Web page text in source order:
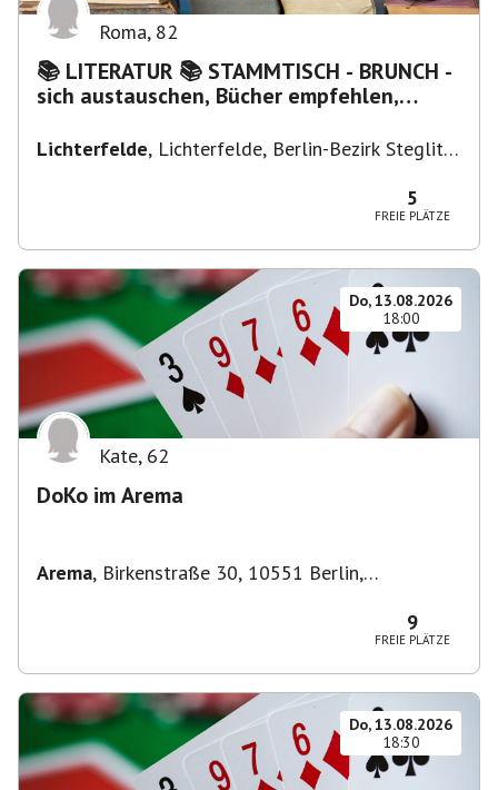
Roma, 82
📚 LITERATUR 📚 STAMMTISCH - BRUNCH -
sich austauschen, Bücher empfehlen,
Lichterfelde, Lichterfelde, Berlin-Bezirk Steglitz-
5
FREIE PLÄTZE
Do, 13.08.2026
18:00
Kate, 62
DoKo im Arema
Arema, Birkenstraße 30, 10551 Berlin,
9
FREIE PLÄTZE
Do, 13.08.2026
18:30